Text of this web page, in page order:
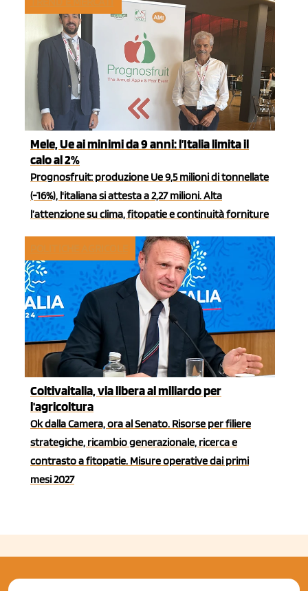
Mele, Ue ai minimi da 9 anni: l’Italia limita il
calo al 2%
Prognosfruit: produzione Ue 9,5 milioni di tonnellate
(-16%), l'italiana si attesta a 2,27 milioni. Alta
l’attenzione su clima, fitopatie e continuità forniture
Coltivaitalia, via libera al miliardo per
l'agricoltura
Ok dalla Camera, ora al Senato. Risorse per filiere
strategiche, ricambio generazionale, ricerca e
contrasto a fitopatie. Misure operative dai primi
mesi 2027